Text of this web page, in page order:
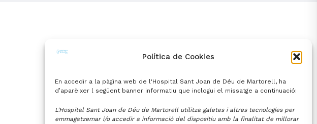
Política de Cookies
En accedir a la pàgina web de l'Hospital Sant Joan de Déu de Martorell, ha
d’aparèixer l següent banner informatiu que inclogui el missatge a continuació:
L’Hospital Sant Joan de Déu de Martorell utilitza galetes i altres tecnologies per
emmagatzemar i/o accedir a informació del dispositiu amb la finalitat de millorar